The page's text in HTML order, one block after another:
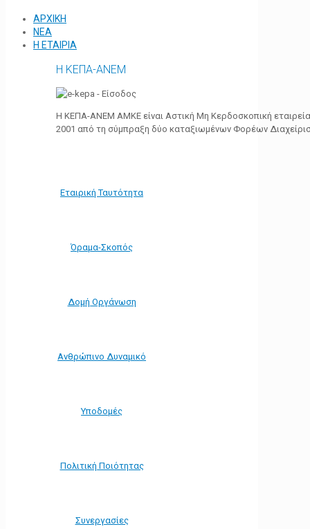
ΑΡΧΙΚΗ
ΝΕΑ
Η ΕΤΑΙΡΙΑ
Η ΚΕΠΑ-ΑΝΕΜ
Η ΚΕΠΑ-ΑΝΕΜ ΑΜΚΕ είναι Αστική Μη Κερδοσκοπική
2001 από τη σύμπραξη δύο καταξιωμένων Φορέων
Εταιρική Ταυτότητα
Όραμα-Σκοπός
Δομή Οργάνωση
Ανθρώπινο Δυναμικό
Υποδομές
Πολιτική Ποιότητας
Συνεργασίες